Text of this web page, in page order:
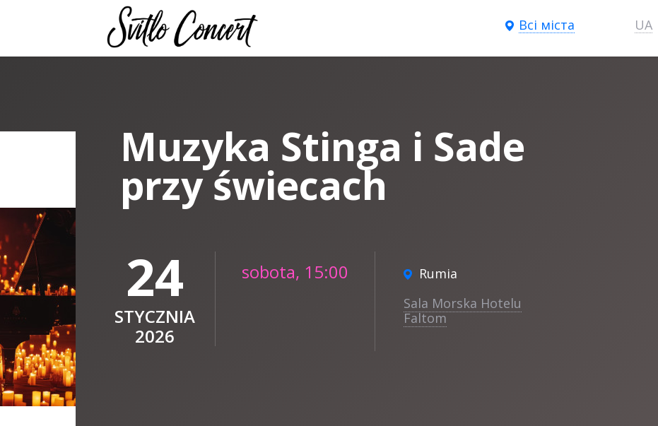
Всі міста UA
Muzyka Stinga i Sade
przy świecach
Rumia
Sala Morska Hotelu
Faltom
24
STYCZNIA
2026
sobota, 15:00